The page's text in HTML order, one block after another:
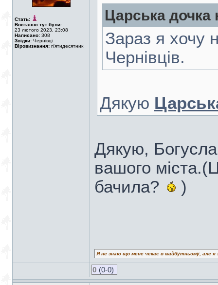
Стать:
Востаннє тут були:
23 лютого 2023, 23:08
Написано: 308
Звідки: Чернівці
Віровизнання: п'ятидесятник
Царська дочка
Зараз я хочу
Чернівців.
Дякую
Дякую,
вашого
бачила?
)
Я не знаю що мене чекає в майбутньому, але
0 (0-0)